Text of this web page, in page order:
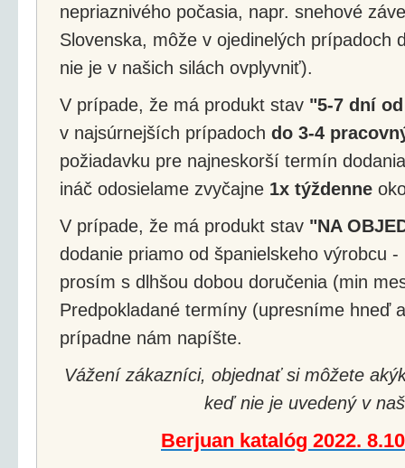
nepriaznivého počasia, napr. snehové
Slovenska, môže v ojedinelých prípadoch
nie je v našich silách ovplyvniť).
V prípade, že má produkt stav "5-7 dní
v najsúrnejších prípadoch do 3-4
požiadavku pre najneskorší termín
ináč odosielame zvyčajne 1x týždenne
V prípade, že má produkt stav "NA
dodanie priamo od španielskeho výrobcu
prosím s dlhšou dobou doručenia (min
Predpokladané termíny (upresníme hneď
prípadne nám napíšte.
Vážení zákazníci, objednať si môžete
keď nie je uvedený v
Berjuan katalóg 2022.